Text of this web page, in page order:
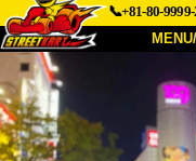
📞+81-80-
À Propos